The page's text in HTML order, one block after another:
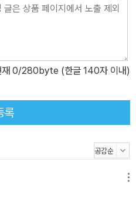
람이 공감하며 젊은 하청노동자의
도어 점검은 2인 1조로 진행해야
하청업체는 비용을 절감하기 위해
을 맺었기 때문에 2인 1조 점검이
정확히 파악해서 근본적인 대
는 유사한 안전사고가 발생할 때
비정규직 근로자 개개인에게 책임
‘지대추구행위’와 ‘외주화’를
’라는 자명한 현상을 인식하기란
행위’를 어디에서 발견할 수 있을
재 0/280byte (한글 140자 이내)
록